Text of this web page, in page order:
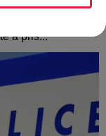
a pris...